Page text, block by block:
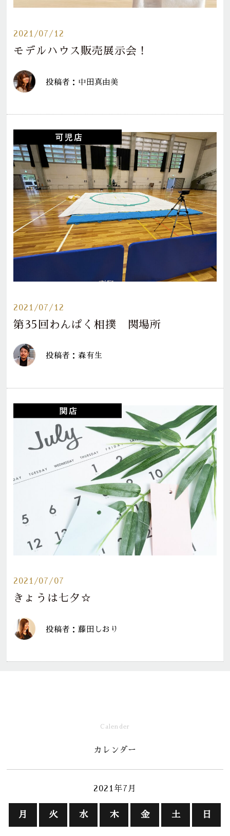
Calender
カレンダー
2021年7月
月 火 水 木 金 土 日
2021/07/12
モデルハウス販売展示会！
投稿者：中田真由美
2021/07/12
第35回わんぱく相撲 関場所
投稿者：森有生
2021/07/07
きょうは七夕☆
投稿者：藤田しおり